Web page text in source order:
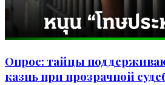
Опрос: тайцы
казнь при прозрачной